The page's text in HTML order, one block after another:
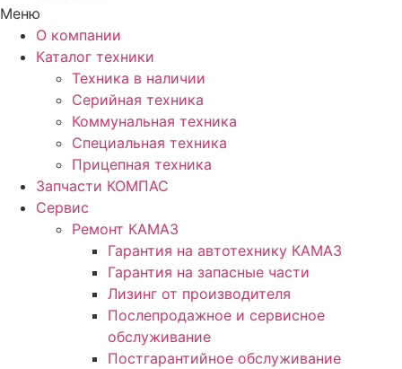
Меню
О компании
Каталог техники
Техника в наличии
Серийная техника
Коммунальная техника
Специальная техника
Прицепная техника
Запчасти КОМПАС
Сервис
Ремонт КАМАЗ
Гарантия на автотехнику КАМАЗ
Гарантия на запасные части
Лизинг от производителя
Послепродажное и сервисное
обслуживание
Постгарантийное обслуживание